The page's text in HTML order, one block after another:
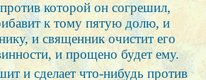
которой он согрешил,
к тому пятую долю, и
и священник очистит его
и прощено будет ему.
и сделает что-нибудь против